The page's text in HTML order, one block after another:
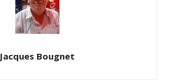
Jacques Bougnet